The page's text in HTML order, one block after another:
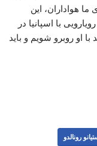
هواداران، این
با اسپانیا در
او روبرو شویم و باید
رونالدو